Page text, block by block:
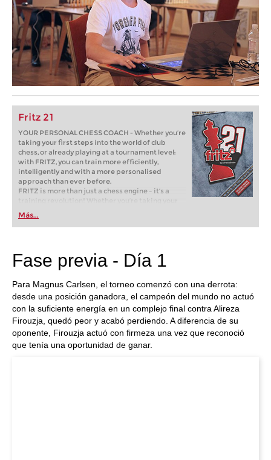
Fritz 21
YOUR PERSONAL CHESS COACH - Whether you’re
taking your first steps into the world of club
chess, or already playing at a tournament level:
with FRITZ, you can train more efficiently,
intelligently and with a more personalised
approach than ever before.
FRITZ is more than just a chess engine – it’s a
training revolution! Whether you’re taking your
first steps into the world of club chess, or already
playing at a tournament level: with FRITZ, you can
train more efficiently, intelligently and with a
Más...
Fase previa - Día 1
Para Magnus Carlsen, el torneo comenzó con una derrota:
desde una posición ganadora, el campeón del mundo no actuó
con la suficiente energía en un complejo final contra Alireza
Firouzja, quedó peor y acabó perdiendo. A diferencia de su
oponente, Firouzja actuó con firmeza una vez que reconoció
que tenía una oportunidad de ganar.